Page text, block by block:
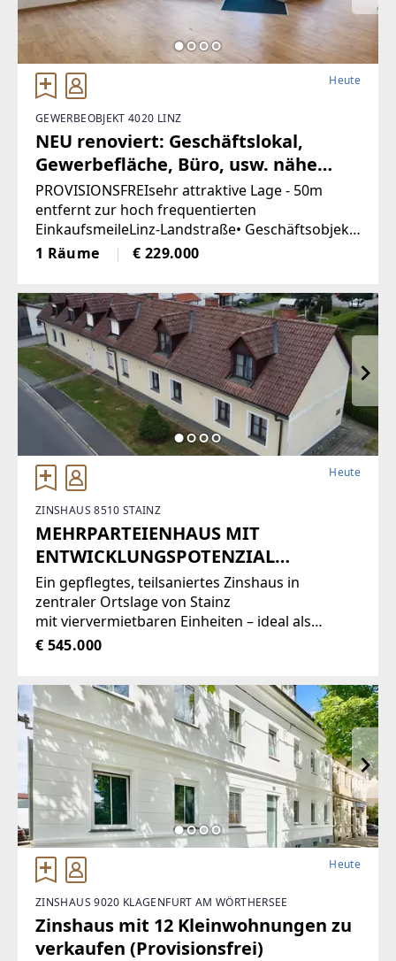
Heute
GEWERBEOBJEKT 4020 LINZ
NEU renoviert: Geschäftslokal,
Gewerbefläche, Büro, usw. nähe
Landstrasse-Linz (Provisionsfrei)
PROVISIONSFREIsehr attraktive Lage - 50m
entfernt zur hoch frequentierten
EinkaufsmeileLinz-Landstraße• Geschäftsobjekt
wurde entkernt und generalsaniert• Klimatisiert
(Klimaanlage)• neue Böden, neue Heizkörper•
1 Räume € 229.000
Heute
ZINSHAUS 8510 STAINZ
MEHRPARTEIENHAUS MIT
ENTWICKLUNGSPOTENZIAL
(Provisionsfrei)
Ein gepflegtes, teilsaniertes Zinshaus in
zentraler Ortslage von Stainz
mit viervermietbaren Einheiten – ideal als
Lückenfüller-Projekt für ein
(Generalsanierung
€ 545.000
Heute
ZINSHAUS 9020 KLAGENFURT AM WÖRTHERSEE
Zinshaus mit 12 Kleinwohnungen zu
verkaufen (Provisionsfrei)